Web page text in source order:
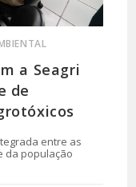
a Seagri
de
entre as
da população